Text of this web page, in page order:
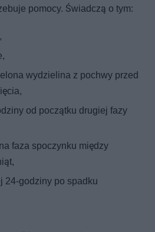
pomocy. Świadczą o tym:
wydzielina z pochwy przed
od początku drugiej fazy
faza spoczynku między
24-godziny po spadku